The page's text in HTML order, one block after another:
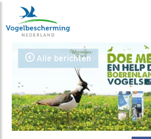
Alle berichten